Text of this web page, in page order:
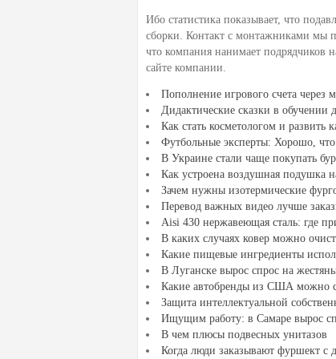
Ибо статистика показывает, что
сборки. Контакт с монтажниками мы
что компания нанимает подрядчиков
сайте компании.
Пополнение игрового счета через
Дидактические сказки в обучении
Как стать косметологом и развить
Футбольные эксперты: Хорошо,
В Украине стали чаще покупать
Как устроена воздушная подушка
Зачем нужны изотермические
Перевод важных видео лучше
Aisi 430 нержавеющая сталь: где
В каких случаях ковер можно
Какие пищевые ингредиенты
В Луганске вырос спрос на
Какие автобренды из США можно
Защита интеллектуальной
Ищущим работу: в Самаре вырос
В чем плюсы подвесных унитазов
Когда люди заказывают фуршект с